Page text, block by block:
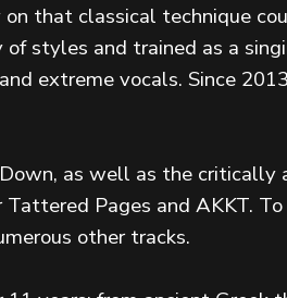
that classical technique
styles and trained as a
extreme vocals. Since
as well as the critically
Pages and AKKT.
other tracks.